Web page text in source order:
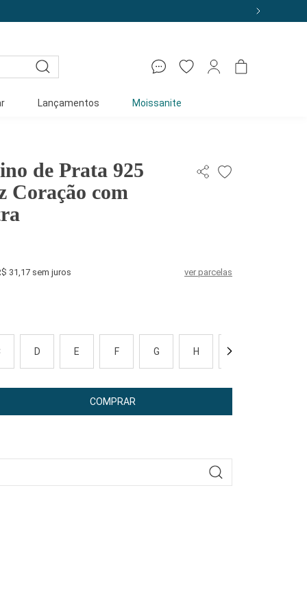
Lançamentos Moissanite
de Prata 925
Coração com
31,17 sem juros ver parcelas
D E F G H
COMPRAR